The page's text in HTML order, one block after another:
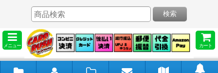
メニュー カート
検索